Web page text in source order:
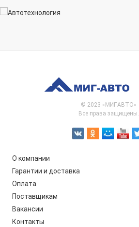
© 2023 «МИГ-АВТО»
Все права защищены.
О компании
Гарантии и доставка
Оплата
Поставщикам
Вакансии
Контакты